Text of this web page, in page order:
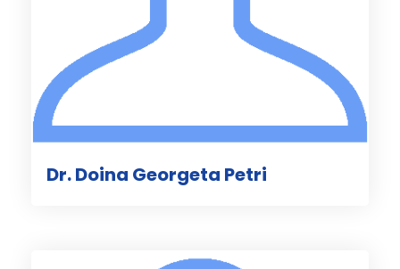
Dr. Doina Georgeta Petri